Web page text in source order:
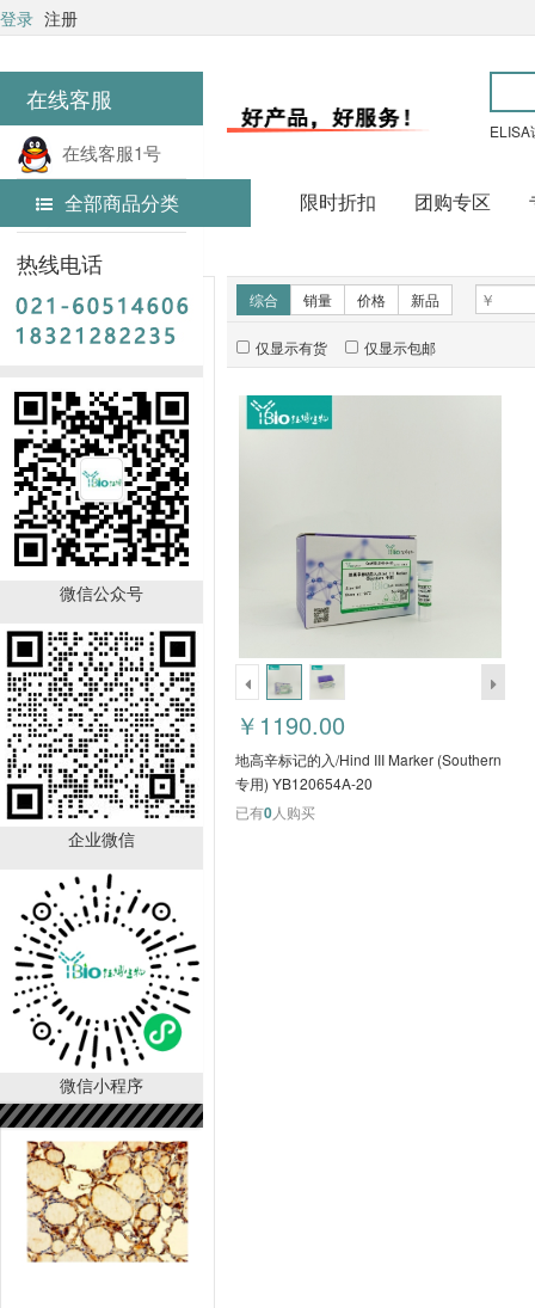
在线客服
在线客服1号
在线客服2号
热线电话
微信公众号
企业微信
微信小程序
登录 注册
ELISA
全部商品分类 限时折扣 团购专区
首页
实验试剂
新品推荐
销量排行
TFF1 Antibody YB-
723431HU
￥890.00
已有21人购买
GALNT12 Antibody YB-
714224HU
￥890.00
人购买
综合 销量 价格 新品
仅显示有货 仅显示包邮
￥1190.00
地高辛标记的入/Hind III Marker (Southern
专用) YB120654A-20
已有0人购买